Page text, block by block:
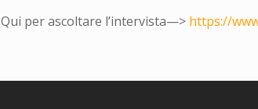
Qui per ascoltare l’intervista—> https://